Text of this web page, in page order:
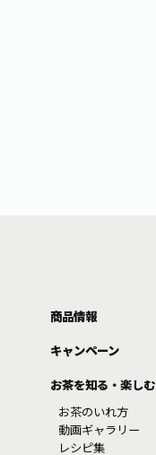
商品情報
キャンペーン
お茶を知る・楽しむ
お茶のいれ方
動画ギャラリー
レシピ集